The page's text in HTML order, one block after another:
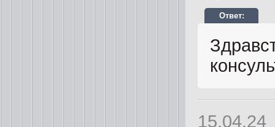
15.04.24